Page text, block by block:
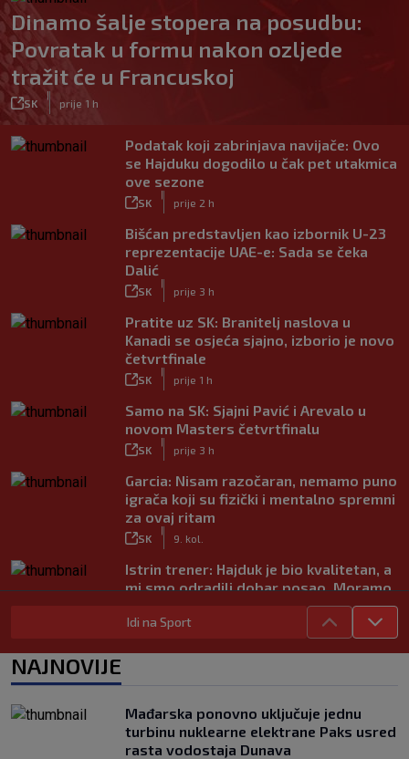
Dinamo šalje stopera na posudbu:
Povratak u formu nakon ozljede
tražit će u Francuskoj
SK prije 1 h
Podatak koji zabrinjava navijače: Ovo
se Hajduku dogodilo u čak pet utakmica
ove sezone
SK prije 2 h
Bišćan predstavljen kao izbornik U-23
reprezentacije UAE-e: Sada se čeka
Dalić
SK prije 3 h
Pratite uz SK: Branitelj naslova u
Kanadi se osjeća sjajno, izborio je novo
četvrtfinale
SK prije 1 h
Samo na SK: Sjajni Pavić i Arevalo u
novom Masters četvrtfinalu
SK prije 3 h
Garcia: Nisam razočaran, nemamo puno
igrača koji su fizički i mentalno spremni
za ovaj ritam
SK 9. kol.
Istrin trener: Hajduk je bio kvalitetan, a
mi smo odradili dobar posao. Moramo
SK
|
9. kol.
Juniori Dinama poraženi u finalu
Sjajni Varaždin razbio Slaven u derbiju
sjevera
Idi na Sport
NAJNOVIJE
Mađarska ponovno uključuje jednu
turbinu nuklearne elektrane Paks usred
rasta vodostaja Dunava